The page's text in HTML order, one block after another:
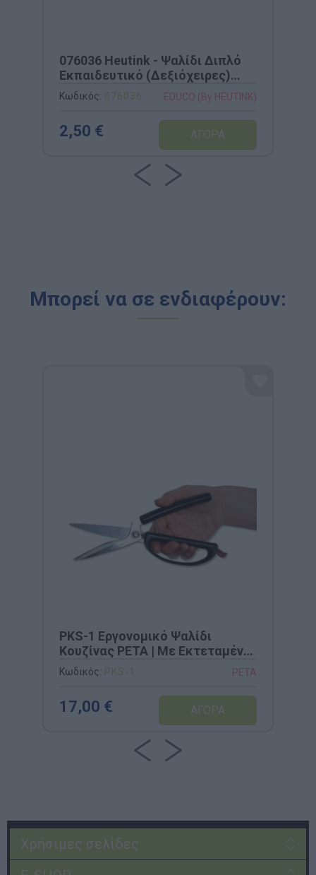
076036 Heutink - Ψαλίδι Διπλό
Εκπαιδευτικό (Δεξιόχειρες)
17,50cm
Κωδικός: 076036 EDUCO (By HEUTINK)
2,50 €
Μπορεί να σε ενδιαφέρουν:
PKS-1 Εργονομικό Ψαλίδι
Κουζίνας PETA | Με Εκτεταμένο
Περιθώριο & Αυτόματη
Επαναφορά
Κωδικός: PKS-1 PETA
17,00 €
Χρήσιμες σελίδες